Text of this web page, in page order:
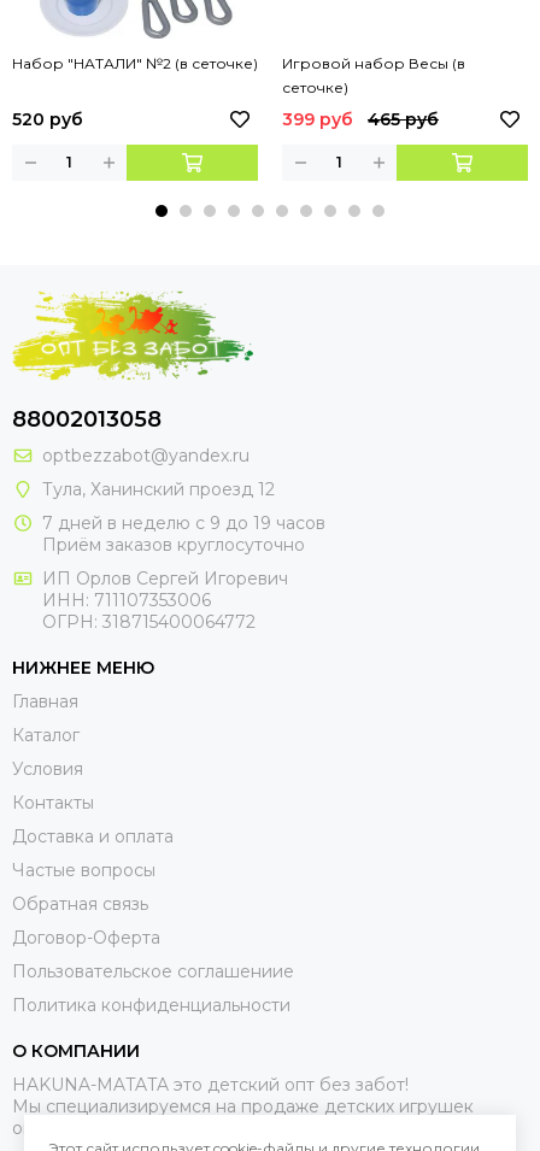
Набор "НАТАЛИ" №2 (в сеточке)
520 руб
Игровой набор Весы (в
сеточке)
399 руб 465 руб
88002013058
optbezzabot@yandex.ru
Тула, Ханинский проезд 12
7 дней в неделю с 9 до 19 часов
Приём заказов круглосуточно
ИП Орлов Сергей Игоревич
ИНН: 711107353006
ОГРН: 318715400064772
НИЖНЕЕ МЕНЮ
Главная
Каталог
Условия
Контакты
Доставка и оплата
Частые вопросы
Обратная связь
Договор-Оферта
Пользовательское соглашениие
Политика конфиденциальности
О КОМПАНИИ
HAKUNA-MATATA это детский опт без забот!
Мы специализируемся на продаже детских игрушек
оптом.